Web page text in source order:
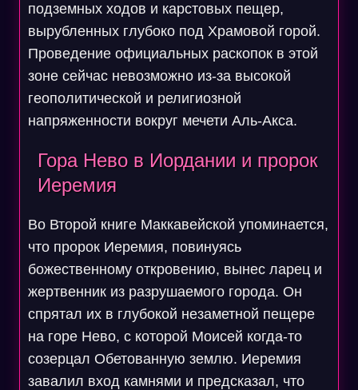
подземных ходов и карстовых пещер,
вырубленных глубоко под Храмовой горой.
Проведение официальных раскопок в этой
зоне сейчас невозможно из-за высокой
геополитической и религиозной
напряженности вокруг мечети Аль-Акса.
Гора Нево в Иордании и пророк
Иеремия
Во Второй книге Маккавейской упоминается,
что пророк Иеремия, повинуясь
божественному откровению, вынес ларец и
жертвенник из разрушаемого города. Он
спрятал их в глубокой незаметной пещере
на горе Нево, с которой Моисей когда-то
созерцал Обетованную землю. Иеремия
завалил вход камнями и предсказал, что